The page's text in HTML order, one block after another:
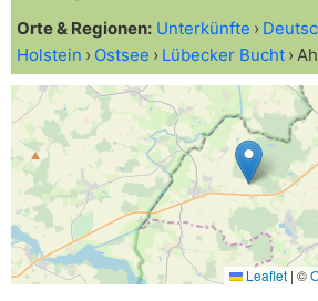
Orte & Regionen: Unterkünfte
Holstein
Ostsee Lübecker Bucht
Leaflet | ©